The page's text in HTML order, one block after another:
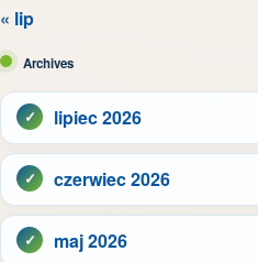
« lip
Archives
lipiec 2026
czerwiec 2026
maj 2026